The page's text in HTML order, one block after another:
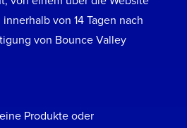
von 14 Tagen nach
von Bounce Valley
Produkte oder